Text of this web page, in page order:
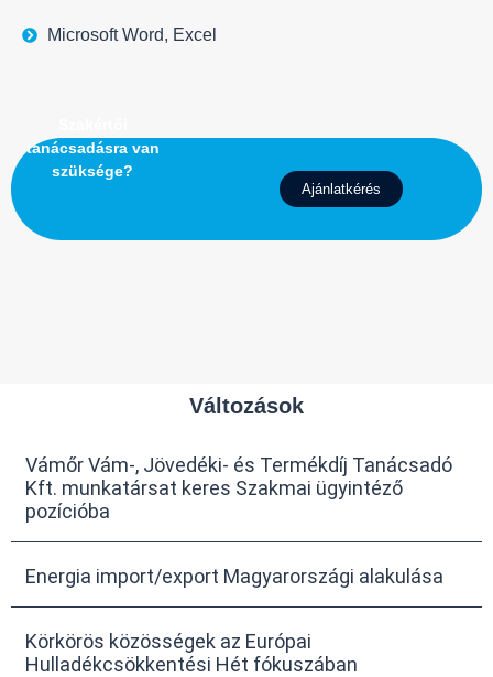
Microsoft Word, Excel
tanácsadásra van
szüksége?
Ajánlatkérés
Változások
Vámőr Vám-, Jövedéki- és Termékdíj Tanácsadó
Kft. munkatársat keres Szakmai ügyintéző
pozícióba
Energia import/export Magyarországi alakulása
Körkörös közösségek az Európai
Hulladékcsökkentési Hét fókuszában